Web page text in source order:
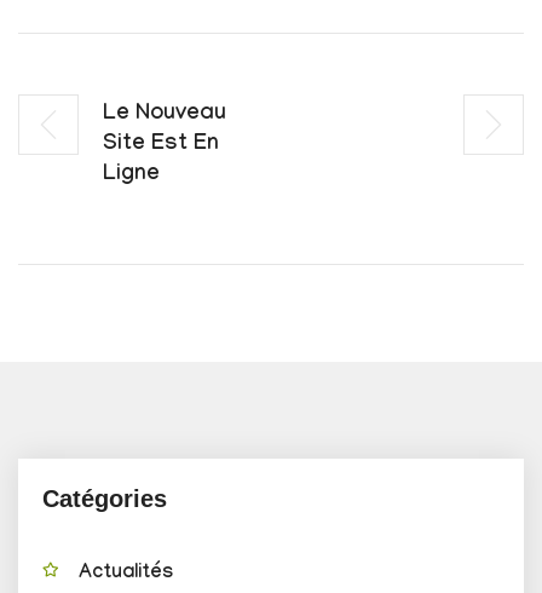
Le Nouveau
Site Est En
Ligne
Catégories
Actualités